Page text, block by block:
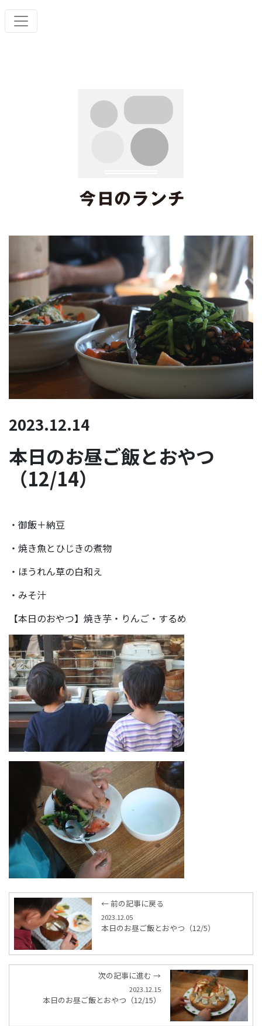
2023.12.14
本日のお昼ご飯とおやつ
（12/14）
・御飯＋納豆
・焼き魚とひじきの煮物
・ほうれん草の白和え
・みそ汁
【本日のおやつ】焼き芋・りんご・するめ
← 前の記事に戻る
2023.12.05
本日のお昼ご飯とおやつ（12/5）
次の記事に進む →
2023.12.15
本日のお昼ご飯とおやつ（12/15）